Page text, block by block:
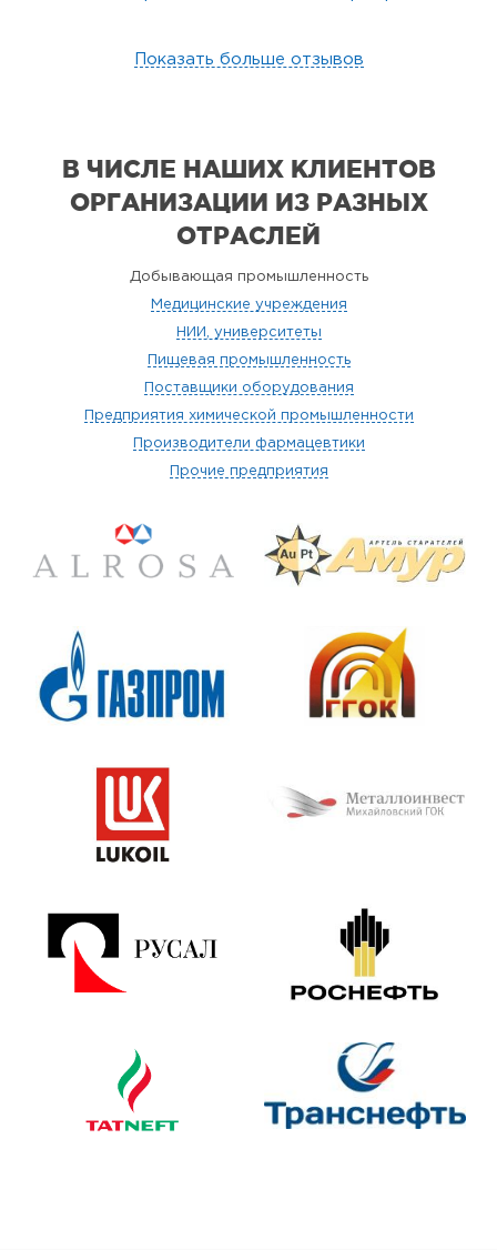
Показать больше отзывов
В ЧИСЛЕ НАШИХ КЛИЕНТОВ
ОРГАНИЗАЦИИ ИЗ РАЗНЫХ
ОТРАСЛЕЙ
Добывающая промышленность
Медицинские учреждения
НИИ, университеты
Пищевая промышленность
Поставщики оборудования
Предприятия химической промышленности
Производители фармацевтики
Прочие предприятия